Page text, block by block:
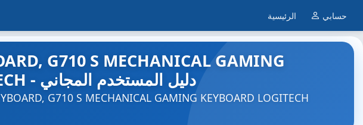
الرئيسية حسابي
G710 S MECHANICAL GAMING
KEYBOARD - لوحة مفاتيح ألعاب LOGITECH - دليل المستخدم المجاني